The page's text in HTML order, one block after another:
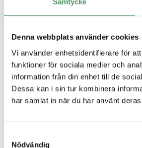
Denna webbplats använder cookies
Vi använder enhetsidentifierare för
funktioner för sociala medier och
information från din enhet till de
Dessa kan i sin tur kombinera
har samlat in när du har använt
Nödvändig
Minireningsverk guide
Slamavskiljare
Infiltration
Hög skyddsnivå
Avlopp för fritidshus
Genvägar
Vanliga frågor